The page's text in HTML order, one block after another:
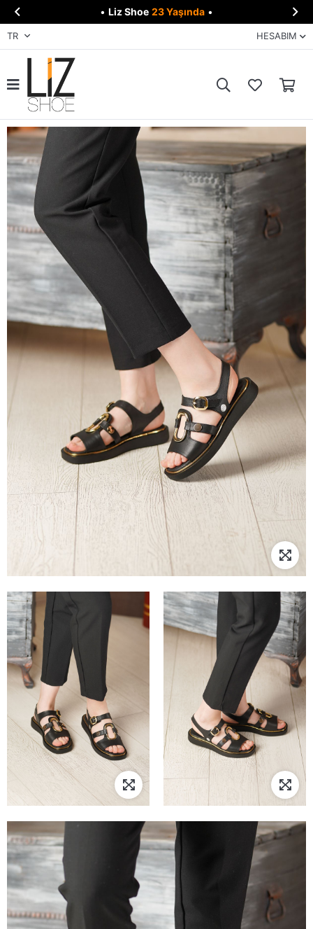
 • Liz Shoe 23 Yaşında • 
TR HESABIM